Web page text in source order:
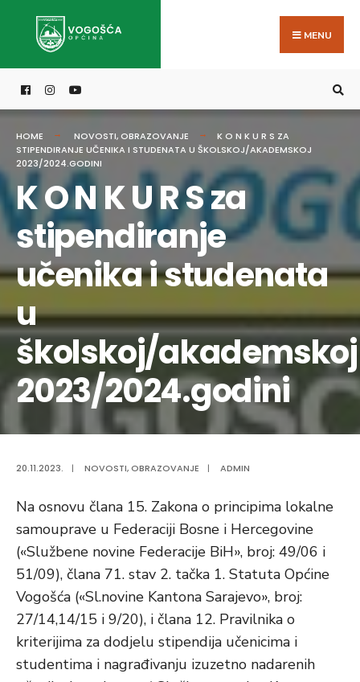
MENU
HOME NOVOSTI,OBRAZOVANJE
K O N K U R S ZA
STIPENDIRANJE UČENIKA I STUDENATA U ŠKOLSKOJ/AKADEMSKOJ
2023/2024.GODINI
K O N K U R S za
stipendiranje
učenika i studenata
u
školskoj/akademskoj
2023/2024.godini
20.11.2023. | NOVOSTI,OBRAZOVANJE | ADMIN
Na osnovu člana 15. Zakona o principima lokalne
samouprave u Federaciji Bosne i Hercegovine
(«Službene novine Federacije BiH», broj: 49/06 i
51/09), člana 71. stav 2. tačka 1. Statuta Općine
Vogošća («Sl.novine Kantona Sarajevo», broj:
27/14,14/15 i 9/20), i člana 12. Pravilnika o
kriterijima za dodjelu stipendija učenicima i
studentima i nagrađivanju izuzetno nadarenih
for: